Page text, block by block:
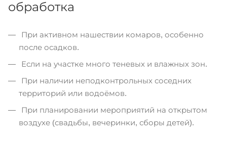
обработка
При активном нашествии комаров, особенно
после осадков.
Если на участке много теневых и влажных зон.
При наличии неподконтрольных соседних
территорий или водоёмов.
При планировании мероприятий на открытом
воздухе (свадьбы, вечеринки, сборы детей).